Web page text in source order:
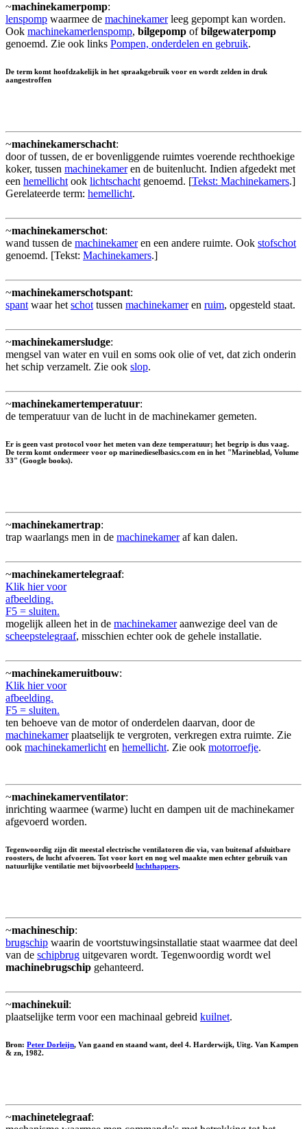
~machinekamerpomp:
lenspomp waarmee de machinekamerleeg gepompt kan worden.
Ook machinekamerlenspomp, bilgepomp ofbilgewaterpomp
genoemd. Zie ook links Pompen, onderdelen en gebruik.
De term komt hoofdzakelijk in het spraakgebruik voor en wordt zelden in druk
aangestroffen
~machinekamerschacht:
door of tussen, de er bovenliggende ruimtes voerende rechthoekige
koker, tussen machinekameren de buitenlucht. Indien afgedekt met
een hemellicht ook lichtschacht genoemd. [Tekst: Machinekamers.]
Gerelateerde term: hemellicht.
~machinekamerschot:
wand tussen de machinekameren een andere ruimte. Ook stofschot
genoemd. [Tekst: Machinekamers.]
~machinekamerschotspant:
spant waar het schot tussen machinekameren ruim, opgesteld staat.
~machinekamersludge:
mengsel van water en vuil en soms ook olie of vet, dat zich onderin
het schip verzamelt. Zie ook slop.
~machinekamertemperatuur:
de temperatuur van de lucht in de machinekamer gemeten.
Er is geen vast protocol voor het meten van deze temperatuur; het begrip is dus vaag.
De term komt ondermeer voor op marinedieselbasics.com en in het "Marineblad, Volume
33" (Google books).
~machinekamertrap:
trap waarlangs men in de machinekameraf kan dalen.
~machinekamertelegraaf:
Klik hier voor
afbeelding.
F5 = sluiten.
mogelijk alleen het in de machinekameraanwezige deel van de
scheepstelegraaf, misschien echter ook de gehele installatie.
~machinekameruitbouw:
Klik hier voor
afbeelding.
F5 = sluiten.
ten behoeve van de motor of onderdelen daarvan, door de
machinekamerplaatselijk te vergroten, verkregen extra ruimte. Zie
ook machinekamerlicht en hemellicht. Zie ook motorroefje.
~machinekamerventilator:
inrichting waarmee (warme) lucht en dampen uit de machinekamer
afgevoerd worden.
Tegenwoordig zijn dit meestal electrische ventilatoren die via, van buitenaf afsluitbare
roosters, de lucht afvoeren. Tot voor kort en nog wel maakte men echter gebruik van
natuurlijke ventilatie met bijvoorbeeld luchthappers.
~machineschip:
brugschip waarin de voortstuwingsinstallatie staat waarmee dat deel
van de schipbrug uitgevaren wordt. Tegenwoordig wordt wel
machinebrugschip gehanteerd.
~machinekuil:
plaatselijke term voor een machinaal gebreid kuilnet.
Bron: Peter Dorleijn, Van gaand en staand want, deel 4. Harderwijk, Uitg. Van Kampen
& zn, 1982.
~machinetelegraaf: